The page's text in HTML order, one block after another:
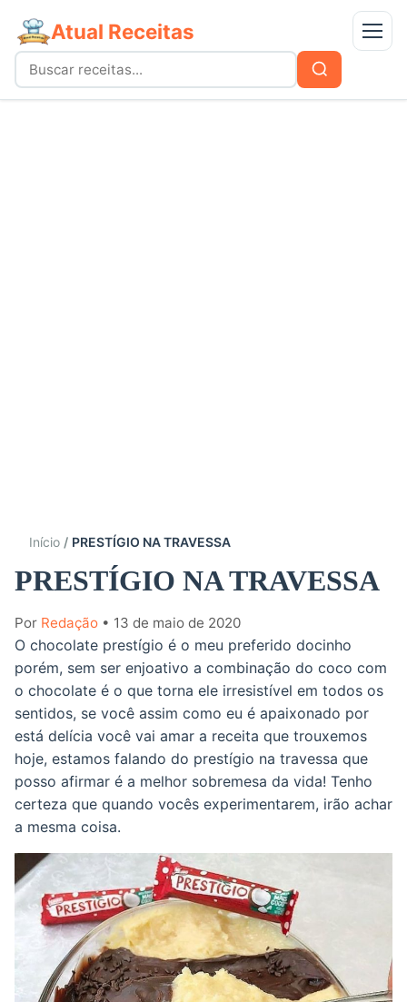
Atual Receitas Menu
Buscar
por:
Buscar
Início PRESTÍGIO NA TRAVESSA
PRESTÍGIO NA TRAVESSA
Por Redação • 13 de maio de 2020
O chocolate prestígio é o meu preferido docinho
porém, sem ser enjoativo a combinação do coco com
o chocolate é o que torna ele irresistível em todos os
sentidos, se você assim como eu é apaixonado por
está delícia você vai amar a receita que trouxemos
hoje, estamos falando do prestígio na travessa que
posso afirmar é a melhor sobremesa da vida! Tenho
certeza que quando vocês experimentarem, irão achar
a mesma coisa.